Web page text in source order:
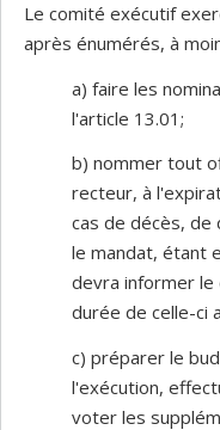
Le comité exécutif
après énumérés, à
a) faire les
l'article 13.01;
b) nommer tout
recteur, à
cas de décès, de
le mandat, étant
devra informer le
durée de celle-ci
c) préparer le
l'exécution,
voter les